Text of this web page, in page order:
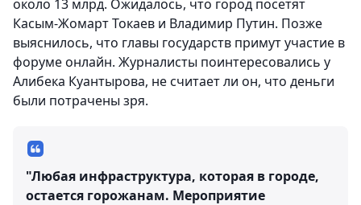
около 13 млрд. Ожидалось, что город посетят
Касым-Жомарт Токаев и Владимир Путин. Позже
выяснилось, что главы государств примут участие в
форуме онлайн. Журналисты поинтересовались у
Алибека Куантырова, не считает ли он, что деньги
были потрачены зря.
"Любая инфраструктура, которая в городе,
остается горожанам. Мероприятие